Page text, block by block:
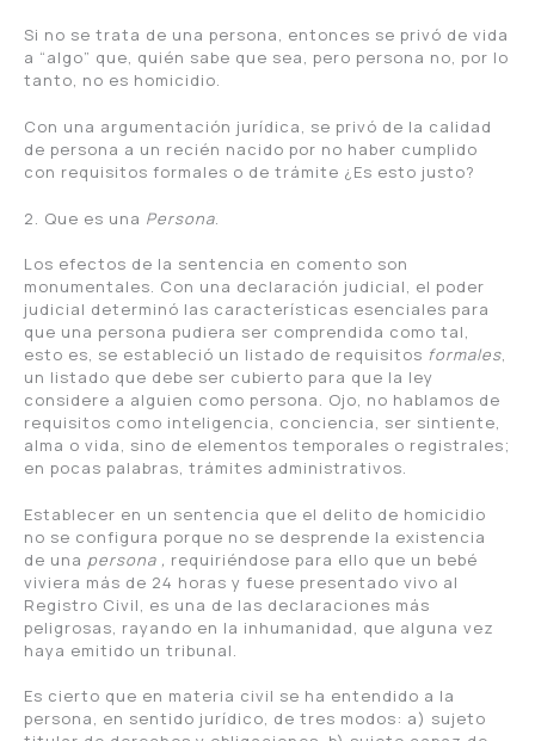
Si no se trata de una persona, entonces se privó de vida
a “algo” que, quién sabe que sea, pero persona no, por lo
tanto, no es homicidio.
Con una argumentación jurídica, se privó de la calidad
de persona a un recién nacido por no haber cumplido
con requisitos formales o de trámite ¿Es esto justo?
2. Que es una Persona.
Los efectos de la sentencia en comento son
monumentales. Con una declaración judicial, el poder
judicial determinó las características esenciales para
que una persona pudiera ser comprendida como tal,
esto es, se estableció un listado de requisitos formales,
un listado que debe ser cubierto para que la ley
considere a alguien como persona. Ojo, no hablamos de
requisitos como inteligencia, conciencia, ser sintiente,
alma o vida, sino de elementos temporales o registrales;
en pocas palabras, trámites administrativos.
Establecer en un sentencia que el delito de homicidio
no se configura porque no se desprende la existencia
de una persona , requiriéndose para ello que un bebé
viviera más de 24 horas y fuese presentado vivo al
Registro Civil, es una de las declaraciones más
peligrosas, rayando en la inhumanidad, que alguna vez
haya emitido un tribunal.
Es cierto que en materia civil se ha entendido a la
persona, en sentido jurídico, de tres modos: a) sujeto